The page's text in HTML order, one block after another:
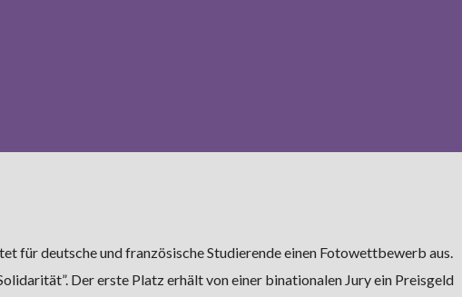
für deutsche und französische Studierende einen Fotowettbewerb aus.
Der erste Platz erhält von einer binationalen Jury ein Preisgeld